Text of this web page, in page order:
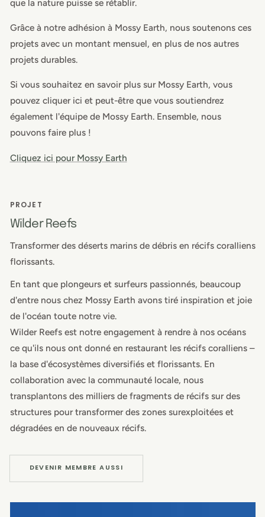
que la nature puisse se rétablir.
Grâce à notre adhésion à Mossy Earth, nous soutenons ces
projets avec un montant mensuel, en plus de nos autres
projets durables.
Si vous souhaitez en savoir plus sur Mossy Earth, vous
pouvez cliquer ici et peut-être que vous soutiendrez
également l'équipe de Mossy Earth. Ensemble, nous
pouvons faire plus !
Cliquez ici pour Mossy Earth
PROJET
Wilder Reefs
Transformer des déserts marins de débris en récifs coralliens
florissants.
En tant que plongeurs et surfeurs passionnés, beaucoup
d'entre nous chez Mossy Earth avons tiré inspiration et joie
de l'océan toute notre vie.
Wilder Reefs est notre engagement à rendre à nos océans
ce qu'ils nous ont donné en restaurant les récifs coralliens –
la base d'écosystèmes diversifiés et florissants. En
collaboration avec la communauté locale, nous
transplantons des milliers de fragments de récifs sur des
structures pour transformer des zones surexploitées et
dégradées en de nouveaux récifs.
DEVENIR MEMBRE AUSSI